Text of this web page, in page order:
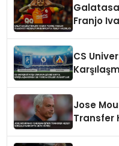
Franjo
CS
Jose
Transfer